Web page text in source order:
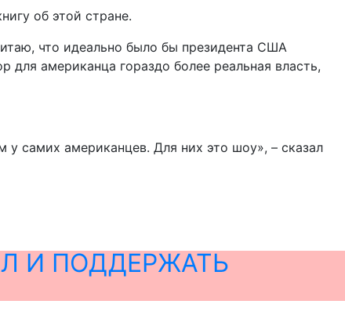
об этой стране.
что идеально было бы президента США
для американца гораздо более реальная власть,
самих американцев. Для них это шоу», – сказал
И ПОДДЕРЖАТЬ